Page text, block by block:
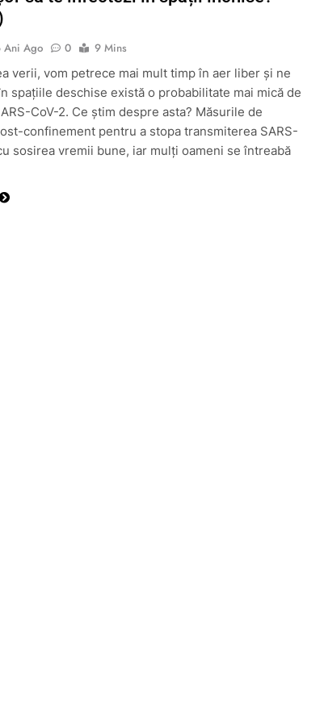
Ani Ago 0
9 Mins
verii, vom petrece mai mult timp în aer liber și ne
spațiile deschise există o probabilitate mai mică de
CoV-2. Ce știm despre asta? Măsurile de
confinement pentru a stopa transmiterea SARS-
sosirea vremii bune, iar mulți oameni se întreabă